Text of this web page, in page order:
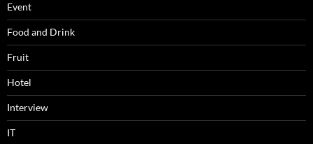
Event
Food and Drink
Fruit
Hotel
Interview
IT